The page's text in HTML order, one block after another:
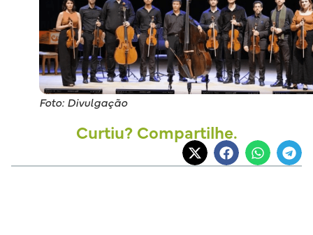
Foto: Divulgação
Curtiu? Compartilhe.